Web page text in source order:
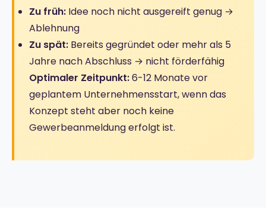
Zu früh: Idee noch nicht ausgereift genug →
Ablehnung
Zu spät: Bereits gegründet oder mehr als 5
Jahre nach Abschluss → nicht förderfähig
Optimaler Zeitpunkt:6-12 Monate vor
geplantem Unternehmensstart, wenn das
Konzept steht aber noch keine
Gewerbeanmeldung erfolgt ist.